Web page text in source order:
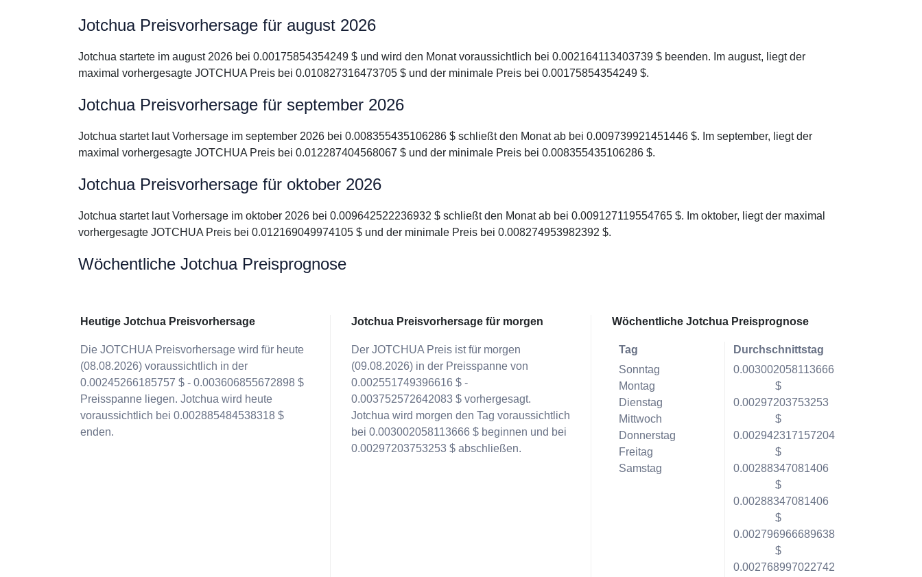
Jotchua Preisvorhersage für august 2026
Jotchua startete im august 2026 bei 0.00175854354249 $ und wird den Monat voraussichtlich bei 0.002164113403739 $ beenden. Im august, liegt der
maximal vorhergesagte JOTCHUA Preis bei 0.010827316473705 $ und der minimale Preis bei 0.00175854354249 $.
Jotchua Preisvorhersage für september 2026
Jotchua startet laut Vorhersage im september 2026 bei 0.008355435106286 $ schließt den Monat ab bei 0.009739921451446 $. Im september, liegt der
maximal vorhergesagte JOTCHUA Preis bei 0.012287404568067 $ und der minimale Preis bei 0.008355435106286 $.
Jotchua Preisvorhersage für oktober 2026
Jotchua startet laut Vorhersage im oktober 2026 bei 0.009642522236932 $ schließt den Monat ab bei 0.009127119554765 $. Im oktober, liegt der maximal
vorhergesagte JOTCHUA Preis bei 0.012169049974105 $ und der minimale Preis bei 0.008274953982392 $.
Wöchentliche Jotchua Preisprognose
Heutige Jotchua Preisvorhersage
Die JOTCHUA Preisvorhersage wird für heute
(08.08.2026) voraussichtlich in der
0.00245266185757 $ - 0.003606855672898 $
Preisspanne liegen. Jotchua wird heute
voraussichtlich bei 0.002885484538318 $
enden.
Jotchua Preisvorhersage für morgen
Der JOTCHUA Preis ist für morgen
(09.08.2026) in der Preisspanne von
0.002551749396616 $ -
0.003752572642083 $ vorhergesagt.
Jotchua wird morgen den Tag voraussichtlich
bei 0.003002058113666 $ beginnen und bei
0.00297203753253 $ abschließen.
Wöchentliche Jotchua Preisprognose
Tag
Sonntag
Montag
Dienstag
Mittwoch
Donnerstag
Freitag
Samstag
Durchschnittstag
0.003002058113666
$
0.00297203753253
$
0.002942317157204
$
0.00288347081406
$
0.00288347081406
$
0.002796966689638
$
0.002768997022742